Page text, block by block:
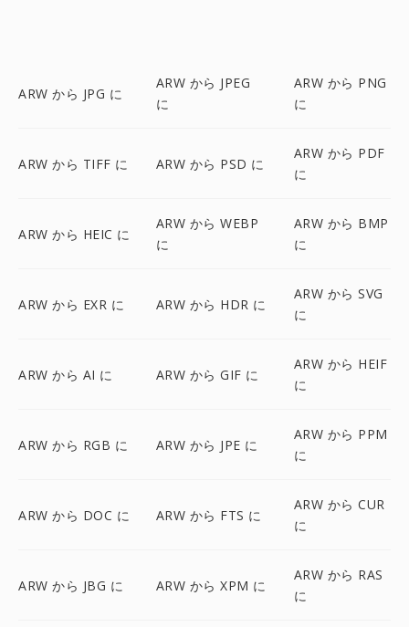
ARW から JPG に
ARW から JPEG
に
ARW から PNG
に
ARW から TIFF に ARW から PSD に
ARW から PDF
に
ARW から HEIC に
ARW から WEBP
に
ARW から BMP
に
ARW から EXR に ARW から HDR に
ARW から SVG
に
ARW から AI に ARW から GIF に
ARW から HEIF
に
ARW から RGB に ARW から JPE に
ARW から PPM
に
ARW から DOC に ARW から FTS に
ARW から CUR
に
ARW から JBG に ARW から XPM に
ARW から RAS
に